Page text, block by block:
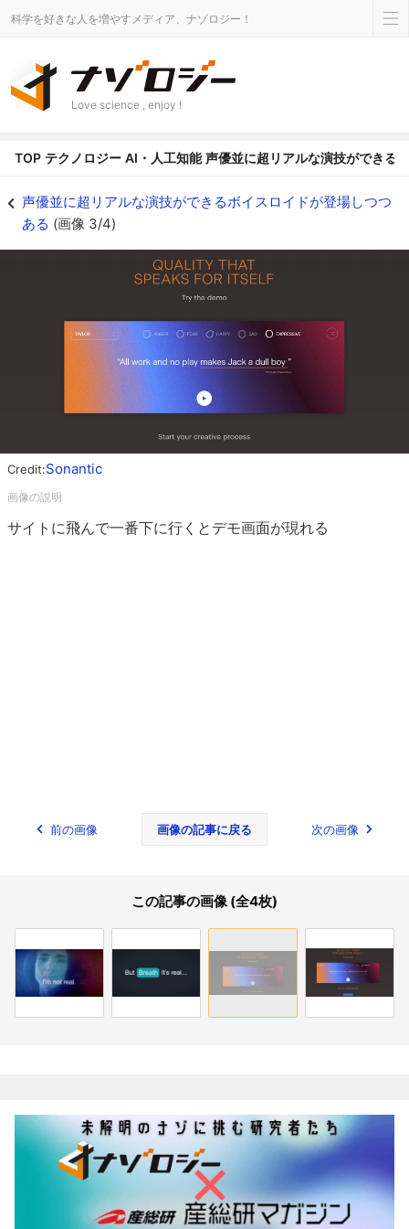
科学を好きな人を増やすメディア、ナゾロジー！
Love science , enjoy !
TOP テクノロジー AI・人工知能 声優並に超リアルな演技ができる
声優並に超リアルな演技ができるボイスロイドが登場しつつ
ある (画像 3/4)
Credit:Sonantic
サイトに飛んで一番下に行くとデモ画面が現れる
前の画像 画像の記事に戻る 次の画像
この記事の画像 (全4枚)